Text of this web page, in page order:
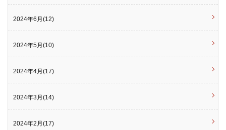
2024年6月(12)
2024年5月(10)
2024年4月(17)
2024年3月(14)
2024年2月(17)